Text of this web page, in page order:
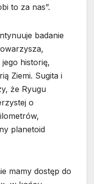
to za nas”.
badanie
historię,
Ziemi. Sugita i
że Ryugu
o
planetoid
mamy dostęp do